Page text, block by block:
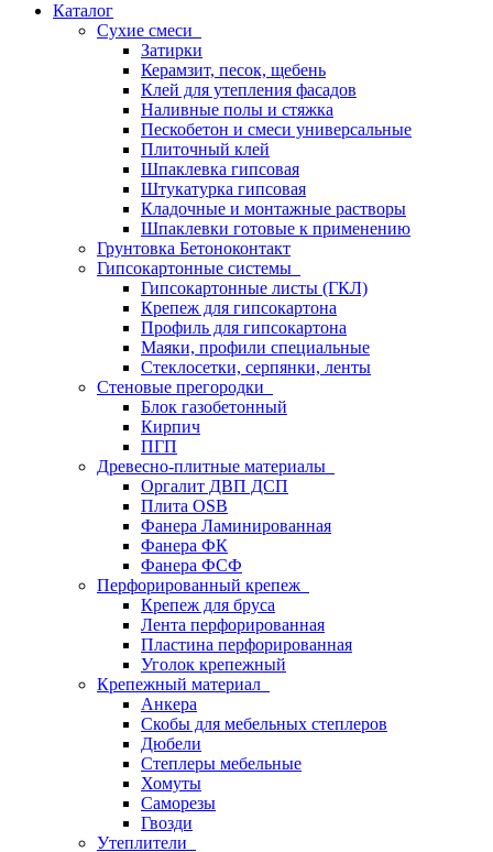
Каталог
Сухие смеси
Затирки
Керамзит, песок, щебень
Клей для утепления фасадов
Наливные полы и стяжка
Пескобетон и смеси универсальные
Плиточный клей
Шпаклевка гипсовая
Штукатурка гипсовая
Кладочные и монтажные растворы
Шпаклевки готовые к применению
Грунтовка Бетоноконтакт
Гипсокартонные системы
Гипсокартонные листы (ГКЛ)
Крепеж для гипсокартона
Профиль для гипсокартона
Маяки, профили специальные
Стеклосетки, серпянки, ленты
Стеновые прегородки
Блок газобетонный
Кирпич
ПГП
Древесно-плитные материалы
Оргалит ДВП ДСП
Плита OSB
Фанера Ламинированная
Фанера ФК
Фанера ФСФ
Перфорированный крепеж
Крепеж для бруса
Лента перфорированная
Пластина перфорированная
Уголок крепежный
Крепежный материал
Анкера
Скобы для мебельных степлеров
Дюбели
Степлеры мебельные
Хомуты
Саморезы
Гвозди
Утеплители